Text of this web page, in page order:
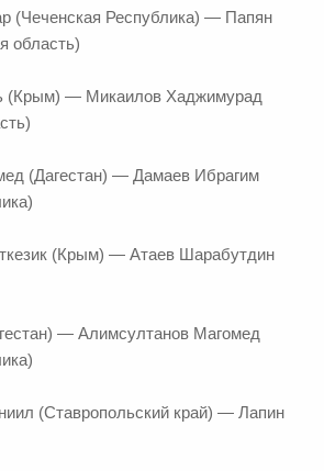
(Чеченская Республика) — Папян
область)
(Крым) — Микаилов Хаджимурад
(Дагестан) — Дамаев Ибрагим
(Крым) — Атаев Шарабутдин
— Алимсултанов Магомед
(Ставропольский край) — Лапин